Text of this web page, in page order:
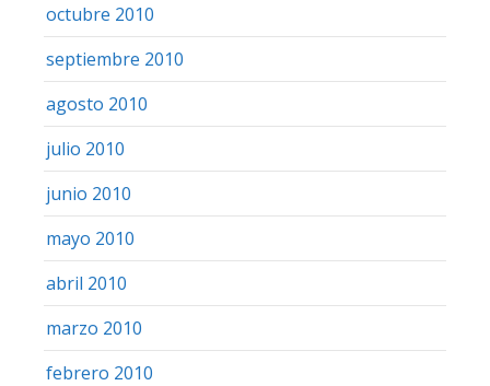
octubre 2010
septiembre 2010
agosto 2010
julio 2010
junio 2010
mayo 2010
abril 2010
marzo 2010
febrero 2010